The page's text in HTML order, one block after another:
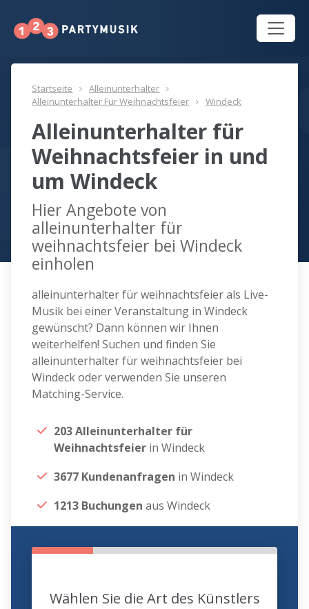
Startseite
Alleinunterhalter
Alleinunterhalter Für Weihnachtsfeier
Windeck
Alleinunterhalter für
Weihnachtsfeier in und
um Windeck
Hier Angebote von
alleinunterhalter für
weihnachtsfeier bei Windeck
einholen
alleinunterhalter für weihnachtsfeier als Live-
Musik bei einer Veranstaltung in Windeck
gewünscht? Dann können wir Ihnen
weiterhelfen! Suchen und finden Sie
alleinunterhalter für weihnachtsfeier bei
Windeck oder verwenden Sie unseren
Matching-Service.
203 Alleinunterhalter für
Weihnachtsfeier in Windeck
3677 Kundenanfragen in Windeck
1213 Buchungen aus Windeck
Wählen Sie die Art des Künstlers